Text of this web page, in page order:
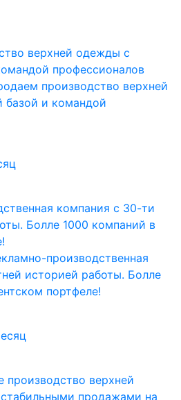
производство верхней
базой и командой
производственная
историей работы. Болле
портфеле!